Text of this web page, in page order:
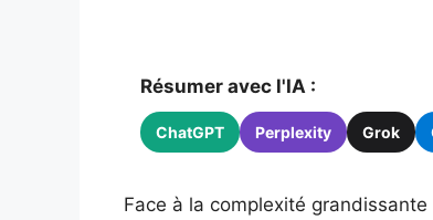
Résumer avec l'IA :
ChatGPT Perplexity Grok
Face à la complexité